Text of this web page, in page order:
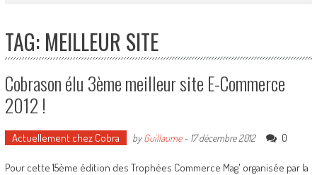
TAG: MEILLEUR SITE
Cobrason élu 3ème meilleur site E-Commerce
2012 !
Actuellement chez Cobra byGuillaume- 17 décembre 2012 0
Pour cette 15ème édition des Trophées Commerce Mag' organisée par la